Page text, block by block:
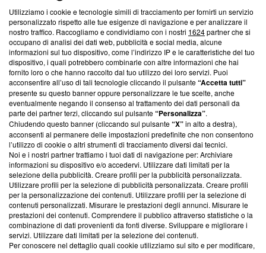
Questa sezione offre informazioni trasparenti su Blasting
News, sui nostri processi editoriali e su come ci impegniamo a
creare news di qualità. Inoltre, afferma la nostra aderenza a
‘Trust Project - News with Integrity’Blasting News non è
ancora membro del programma, ma ha richiesto di farne
parte; Trust Project non ha ancora effettuato una verifica di
conformità agli standard.
Su di noi
Team editoriale
Corporate
Redazione
Informativa Privacy
Cookie Policy
Blasting SA, IDI CHE-247.845.224, Via Carlo Frasca, 3 - 6900
Lugano (Svizzera) Tel:+39 0690258937
Utilizziamo i cookie e tecnologie simili di tracciamento per fornirti un servizio
personalizzato rispetto alle tue esigenze di navigazione e per analizzare il
nostro traffico. Raccogliamo e condividiamo con i nostri 1624partner che si
occupano di analisi dei dati web, pubblicità e social media, alcune
informazioni sul tuo dispositivo, come l’indirizzo IP e le caratteristiche del tuo
dispositivo, i quali potrebbero combinarle con altre informazioni che hai
fornito loro o che hanno raccolto dal tuo utilizzo dei loro servizi. Puoi
acconsentire all’uso di tali tecnologie cliccando il pulsante“Accetta tutti”
presente su questo banner oppure personalizzare le tue scelte, anche
eventualmente negando il consenso al trattamento dei dati personali da
parte dei partner terzi, cliccando sul pulsante“Personalizza”.
Chiudendo questo banner (cliccando sul pulsante“X”in alto a destra),
acconsenti al permanere delle impostazioni predefinite che non consentono
l’utilizzo di cookie o altri strumenti di tracciamento diversi dai tecnici.
Noi e i nostri partner trattiamo i tuoi dati di navigazione per: Archiviare
informazioni su dispositivo e/o accedervi. Utilizzare dati limitati per la
selezione della pubblicità. Creare profili per la pubblicità personalizzata.
Utilizzare profili per la selezione di pubblicità personalizzata. Creare profili
per la personalizzazione dei contenuti. Utilizzare profili per la selezione di
contenuti personalizzati. Misurare le prestazioni degli annunci. Misurare le
prestazioni dei contenuti. Comprendere il pubblico attraverso statistiche o la
combinazione di dati provenienti da fonti diverse. Sviluppare e migliorare i
servizi. Utilizzare dati limitati per la selezione dei contenuti.
Per conoscere nel dettaglio quali cookie utilizziamo sul sito e per modificare,